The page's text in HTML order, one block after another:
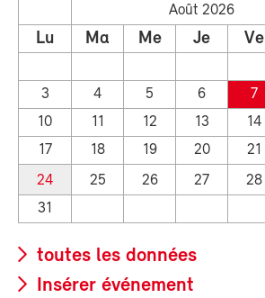
Août 2026
Lu Ma Me Je Ve
3
4 5 6 7
10
11 12 13 14
17
18 19 20 21
24
25 26 27 28
31
toutes les données
Insérer événement